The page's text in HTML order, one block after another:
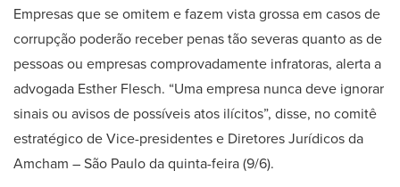
Empresas que se omitem e fazem vista grossa em casos de
corrupção poderão receber penas tão severas quanto as de
pessoas ou empresas comprovadamente infratoras, alerta a
advogada Esther Flesch. “Uma empresa nunca deve ignorar
sinais ou avisos de possíveis atos ilícitos”, disse, no comitê
estratégico de Vice-presidentes e Diretores Jurídicos da
Amcham – São Paulo da quinta-feira (9/6).